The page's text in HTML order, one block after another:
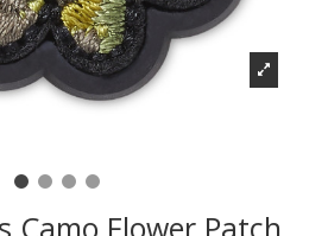
Camo Flower Patch